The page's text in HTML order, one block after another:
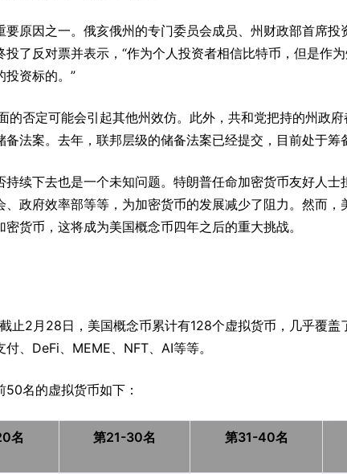
要原因之一。俄亥俄州的专门委员会成员、州财政部首席
了反对票并表示，“作为个人投资者相信比特币，但是作
投资标的。”
的否定可能会引起其他州效仿。此外，共和党把持的州政
法案。去年，联邦层级的储备法案已经提交，目前处于筹
续下去也是一个未知问题。特朗普任命加密货币友好人士
、政府效率部等等，为加密货币的发展减少了阻力。然而，
货币，这将成为美国概念币四年之后的重大挑战。
止2月28日，美国概念币累计有128个虚拟货币，几乎覆盖
、DeFi、MEME、NFT、AI等等。
名的虚拟货币如下：
名 第21-30名 第31-40名